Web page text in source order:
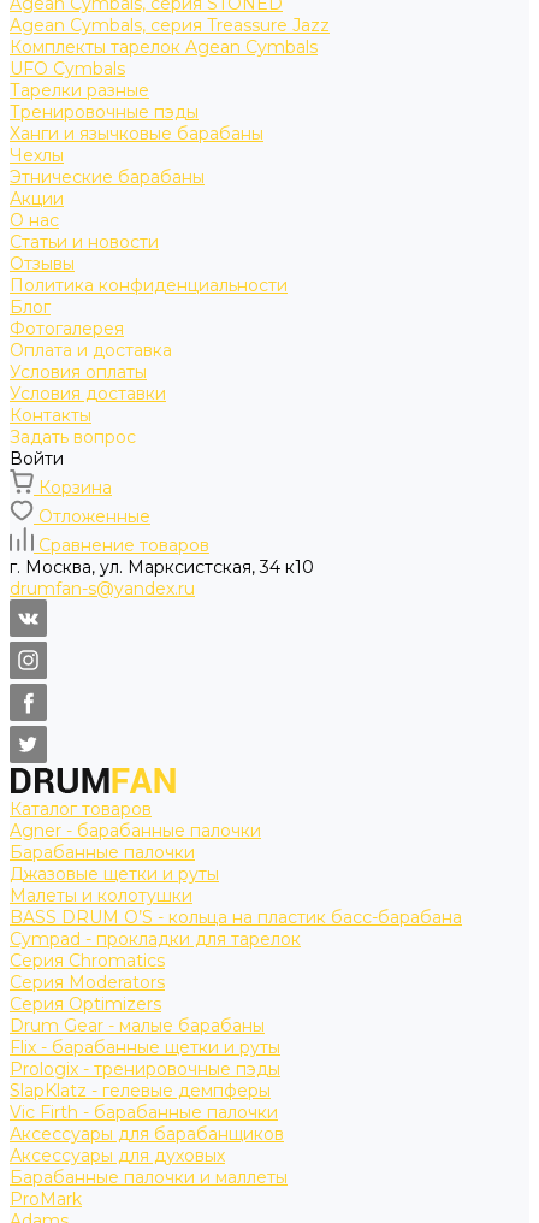
Agean Cymbals, серия Treassure Jazz
Комплекты тарелок Agean Cymbals
UFO Cymbals
Тарелки разные
Тренировочные пэды
Ханги и язычковые барабаны
Чехлы
Этнические барабаны
Акции
О нас
Статьи и новости
Отзывы
Политика конфиденциальности
Блог
Фотогалерея
Оплата и доставка
Условия оплаты
Условия доставки
Контакты
Задать вопрос
Войти
Корзина
Отложенные
Сравнение товаров
г. Москва, ул. Марксистская, 34 к10
drumfan-s@yandex.ru
Каталог товаров
Agner - барабанные палочки
Барабанные палочки
Джазовые щетки и руты
Малеты и колотушки
BASS DRUM O’S - кольца на пластик басс-барабана
Cympad - прокладки для тарелок
Серия Chromatics
Серия Moderators
Серия Optimizers
Drum Gear - малые барабаны
Flix - барабанные щетки и руты
Prologix - тренировочные пэды
SlapKlatz - гелевые демпферы
Vic Firth - барабанные палочки
Аксессуары для барабанщиков
Аксессуары для духовых
Барабанные палочки и маллеты
ProMark